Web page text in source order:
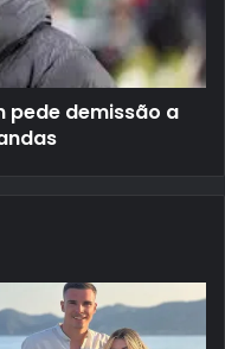
pede demissão a